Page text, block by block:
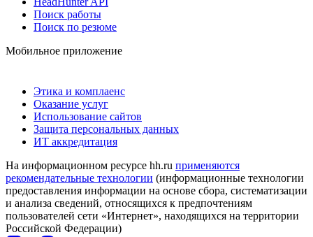
Поиск работы
Поиск по резюме
Мобильное приложение
Этика и комплаенс
Оказание услуг
Использование сайтов
Защита персональных данных
ИТ аккредитация
На информационном ресурсе hh.ru применяются
рекомендательные технологии (информационные технологии
предоставления информации на основе сбора, систематизации
и анализа сведений, относящихся к предпочтениям
пользователей сети «Интернет», находящихся на территории
Российской Федерации)